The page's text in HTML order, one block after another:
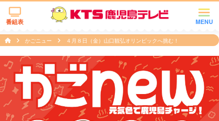
MENU
番組表
かごニュー ４月８日（金）山口観弘オリンピックへ挑む！